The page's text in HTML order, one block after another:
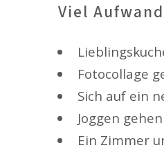
Viel Aufwand
Fotocollage
Sich auf ein
Joggen gehen
Ein Zimmer